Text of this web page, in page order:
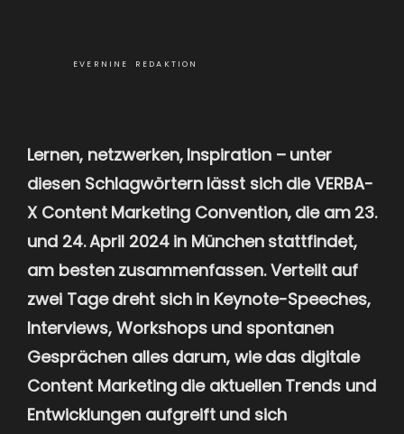
EVERNINE REDAKTION
Lernen, netzwerken, Inspiration – unter
diesen Schlagwörtern lässt sich die VERBA-
X Content Marketing Convention, die am 23.
und 24. April 2024 in München stattfindet,
am besten zusammenfassen. Verteilt auf
zwei Tage dreht sich in Keynote-Speeches,
Interviews, Workshops und spontanen
Gesprächen alles darum, wie das digitale
Content Marketing die aktuellen Trends und
Entwicklungen aufgreift und sich